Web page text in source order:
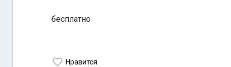
бесплатно
Нравится